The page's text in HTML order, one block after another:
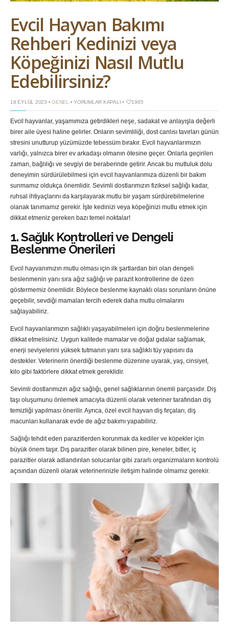
Evcil Hayvan Bakımı
Rehberi Kedinizi veya
Köpeğinizi Nasıl Mutlu
Edebilirsiniz?
18 EYLÜL 2023 • GENEL • EVCIL
REHBERI
VEYA
KÖPEĞINIZI
MUTLU
EDEBILIRSINIZ?
IÇIN
YORUMLAR KAPALI • 1965
Evcil hayvanlar, yaşamımıza getirdikleri neşe, sadakat ve anlayışla değerli
birer aile üyesi haline gelirler. Onların sevimliliği, dost canlısı tavırları günün
stresini unutturup yüzümüzde tebessüm bırakır. Evcil hayvanlarımızın
varlığı, yalnızca birer ev arkadaşı olmanın ötesine geçer. Onlarla geçirilen
zaman, bağlılığı ve sevgiyi de beraberinde getirir. Ancak bu mutluluk dolu
deneyimin sürdürülebilmesi için evcil hayvanlarımıza düzenli bir bakım
sunmamız oldukça önemlidir. Sevimli dostlarımızın fiziksel sağlığı kadar,
ruhsal ihtiyaçlarını da karşılayarak mutlu bir yaşam sürdürebilmelerine
olanak tanımamız gerekir. İşte kedinizi veya köpeğinizi mutlu etmek için
dikkat etmeniz gereken bazı temel noktalar!
1. Sağlık Kontrolleri ve Dengeli
Beslenme Önerileri
Evcil hayvanımızın mutlu olması için ilk şartlardan biri olan dengeli
beslenmenin yanı sıra ağız sağlığı ve parazit kontrollerine de özen
göstermemiz önemlidir. Böylece beslenme kaynaklı olası sorunların önüne
geçebilir, sevdiği mamaları tercih ederek daha mutlu olmalarını
sağlayabiliriz.
Evcil hayvanlarımızın sağlıklı yaşayabilmeleri için doğru beslenmelerine
dikkat etmelisiniz. Uygun kalitede mamalar ve doğal gıdalar sağlamak,
enerji seviyelerini yüksek tutmanın yanı sıra sağlıklı tüy yapısını da
destekler. Veterinerin önerdiği beslenme düzenine uyarak, yaş, cinsiyet,
kilo gibi faktörlere dikkat etmek gereklidir.
Sevimli dostlarımızın ağız sağlığı, genel sağlıklarının önemli parçasıdır. Diş
taşı oluşumunu önlemek amacıyla düzenli olarak veteriner tarafından diş
temizliği yapılması önerilir. Ayrıca, özel evcil hayvan diş fırçaları, diş
macunları kullanarak evde de ağız bakımı yapabiliriz.
Sağlığı tehdit eden parazitlerden korunmak da kediler ve köpekler için
büyük önem taşır. Dış parazitler olarak bilinen pire, keneler, bitler, iç
parazitler olarak adlandırılan solucanlar gibi zararlı organizmaların kontrolü
açısından düzenli olarak veterinerinizle iletişim halinde olmamız gerekir.